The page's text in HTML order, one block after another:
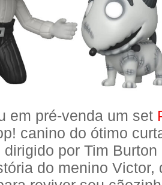
em pré-venda um set
canino do ótimo
dirigido por Tim
do menino Victor,